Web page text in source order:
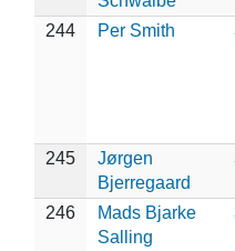
244 Per Smith
245
Jørgen
Bjerregaard
246
Mads Bjarke
Salling